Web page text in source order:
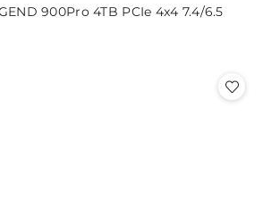
900Pro 4TB PCIe 4x4 7.4/6.5